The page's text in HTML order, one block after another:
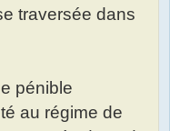
traversée dans
pénible
au régime de